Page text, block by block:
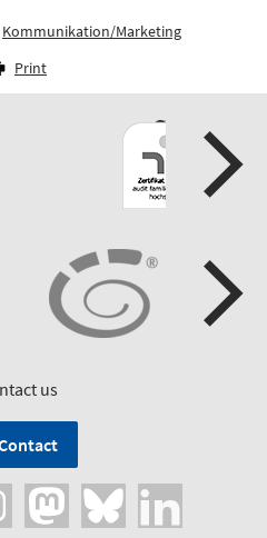
Kommunikation/Marketing
Print
us